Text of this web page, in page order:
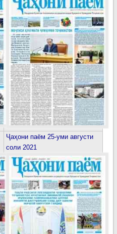
Ҷаҳони паём 25-уми августи
соли 2021